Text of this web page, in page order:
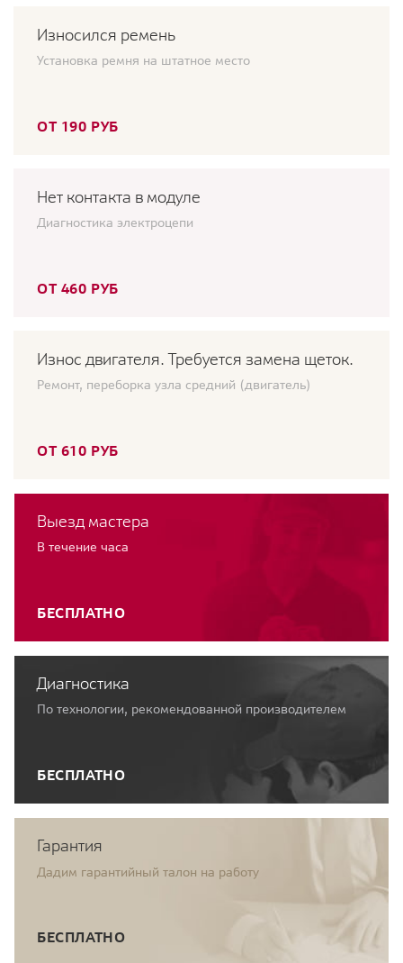
Износился ремень
Установка ремня на штатное место
ОТ 190 РУБ
Нет контакта в модуле
Диагностика электроцепи
ОТ 460 РУБ
Износ двигателя. Требуется замена щеток.
Ремонт, переборка узла средний (двигатель)
ОТ 610 РУБ
Выезд мастера
В течение часа
БЕСПЛАТНО
Диагностика
По технологии, рекомендованной производителем
БЕСПЛАТНО
Гарантия
Дадим гарантийный талон на работу
БЕСПЛАТНО